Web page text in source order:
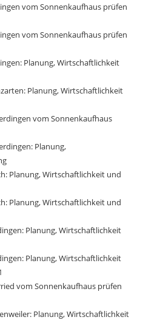
vom Sonnenkaufhaus prüfen
vom Sonnenkaufhaus prüfen
Planung, Wirtschaftlichkeit
Planung, Wirtschaftlichkeit
vom Sonnenkaufhaus
Planung,
Planung, Wirtschaftlichkeit und
Planung, Wirtschaftlichkeit und
Planung, Wirtschaftlichkeit
Planung, Wirtschaftlichkeit
vom Sonnenkaufhaus prüfen
Planung, Wirtschaftlichkeit